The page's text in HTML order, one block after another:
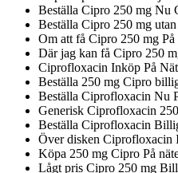
Beställa Cipro 250 mg Nu
Beställa Cipro 250 mg
Om att få Cipro 250 mg På
Där jag kan få Cipro 250
Ciprofloxacin Inköp På
Beställa 250 mg Cipro
Beställa Ciprofloxacin Nu
Generisk Ciprofloxacin
Beställa Ciprofloxacin
Över disken Ciprofloxacin
Köpa 250 mg Cipro På
Lågt pris Cipro 250 mg